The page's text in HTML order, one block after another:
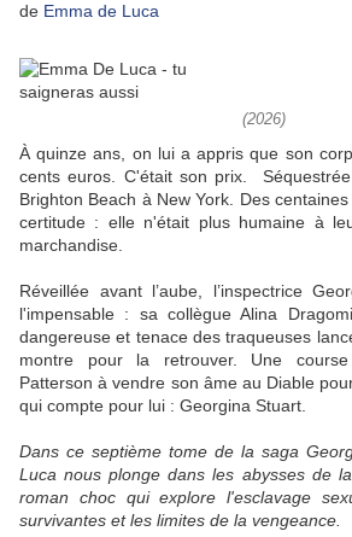
de Emma de Luca
(2026)
À quinze ans, on lui a appris que son
cents euros. C'était son prix.
Brighton Beach à New York. Des
certitude : elle n'était plus humaine à
marchandise.
Réveillée avant l’aube, l’inspectrice
l'impensable : sa collègue Alina
dangereuse et tenace des traqueuses
montre pour la retrouver. Une
Patterson à vendre son âme au Diable
qui compte pour lui : Georgina Stuart.
Dans ce septième tome de la saga
Luca nous plonge dans les abysses de
roman choc qui explore l'esclavage
survivantes et les limites de la vengeance.